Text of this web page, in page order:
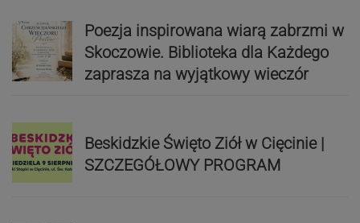
Poezja inspirowana wiarą zabrzmi w
Skoczowie. Biblioteka dla Każdego
zaprasza na wyjątkowy wieczór
Beskidzkie Święto Ziół w Cięcinie |
SZCZEGÓŁOWY PROGRAM